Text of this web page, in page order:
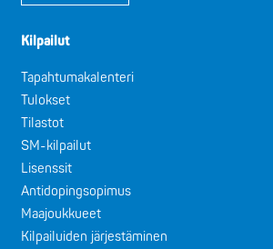
Kilpailut
Tapahtumakalenteri
Tulokset
Tilastot
SM-kilpailut
Lisenssit
Antidopingsopimus
Maajoukkueet
Kilpailuiden järjestäminen